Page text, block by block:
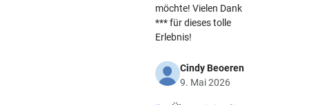
möchte! Vielen Dank
*** für dieses tolle
Erlebnis!
Cindy Beoeren
9. Mai 2026